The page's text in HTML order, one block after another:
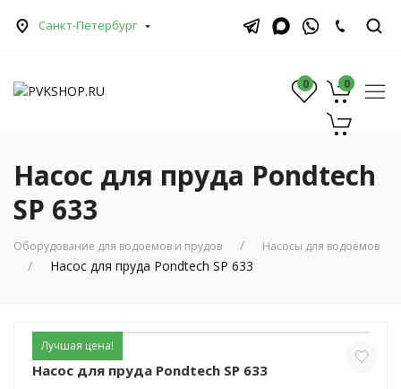
Санкт-Петербург
0 0
0
Насос для пруда Pondtech
SP 633
Оборудование для водоемов и прудов Насосы для водоёмов
Насос для пруда Pondtech SP 633
Лучшая цена!
Насос для пруда Pondtech SP 633